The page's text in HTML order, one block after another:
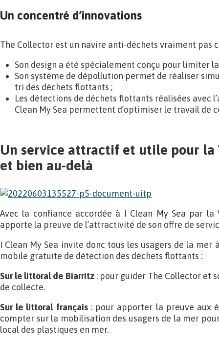
Un concentré d’innovations
The Collector est un navire anti-déchets vraiment pas
Son design a été spécialement conçu pour limiter
Son système de dépollution permet de réaliser
tri des déchets flottants ;
Les détections de déchets flottants réalisées avec
Clean My Sea permettent d’optimiser le travail de
Un service attractif et utile pour
et bien au-delà
Avec la confiance accordée à I Clean My Sea par la
apporte la preuve de l’attractivité de son offre de
I Clean My Sea invite donc tous les usagers de la
mobile gratuite de détection des déchets flottants :
Sur le littoral de Biarritz: pour guider The Collector et
de collecte.
Sur le littoral français: pour apporter la preuve aux
compter sur la mobilisation des usagers de la mer
local des plastiques en mer.